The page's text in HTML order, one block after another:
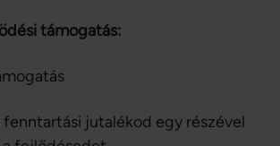
támogatás:
fenntartási jutalékod egy részével